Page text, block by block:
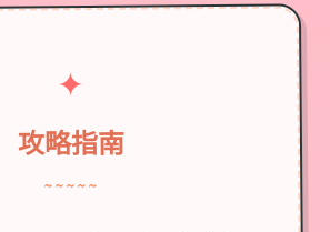
✦
攻略指南
~~~~~